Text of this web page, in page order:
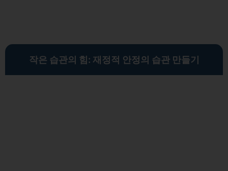
작은 습관의 힘: 재정적 안정의 습관 만들기